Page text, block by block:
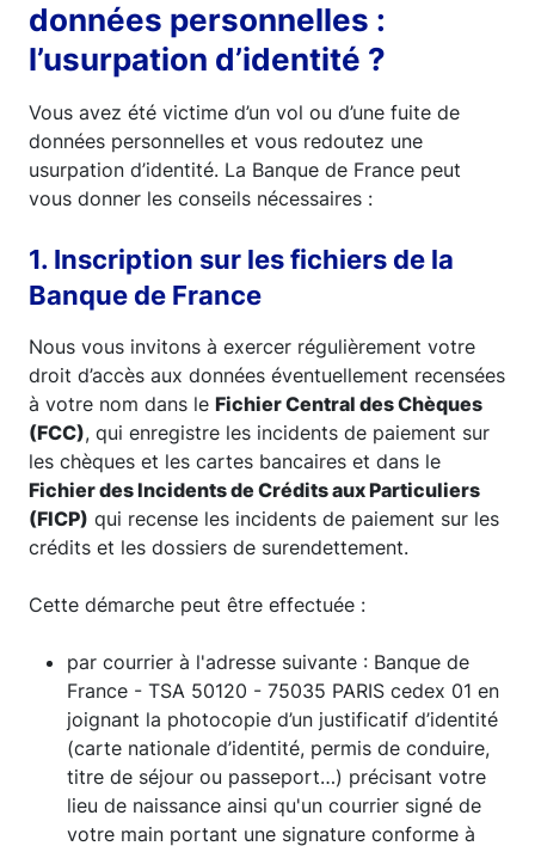
données personnelles :
l’usurpation d’identité ?
Vous avez été victime d’un vol ou d’une fuite de
données personnelles et vous redoutez une
usurpation d’identité. La Banque de France peut
vous donner les conseils nécessaires :
1. Inscription sur les fichiers de la
Banque de France
Nous vous invitons à exercer régulièrement votre
droit d’accès aux données éventuellement recensées
à votre nom dans le Fichier Central des Chèques
(FCC), qui enregistre les incidents de paiement sur
les chèques et les cartes bancaires et dans le
Fichier des Incidents de Crédits aux Particuliers
(FICP) qui recense les incidents de paiement sur les
crédits et les dossiers de surendettement.
Cette démarche peut être effectuée :
par courrier à l'adresse suivante : Banque de
France - TSA 50120 - 75035 PARIS cedex 01 en
joignant la photocopie d’un justificatif d’identité
(carte nationale d’identité, permis de conduire,
titre de séjour ou passeport…) précisant votre
lieu de naissance ainsi qu'un courrier signé de
votre main portant une signature conforme à